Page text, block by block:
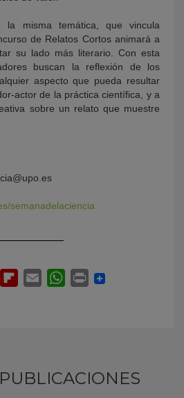
la misma temática, que vincula
de Relatos Cortos animará a
su lado más literario. Con esta
buscan la reflexión de los
aspecto que pueda resultar
actor de la práctica científica, y a
sobre un relato que muestre
semanadelaciencia